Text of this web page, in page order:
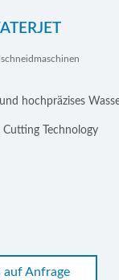
hochpräzises
Cutting Technology
auf Anfrage